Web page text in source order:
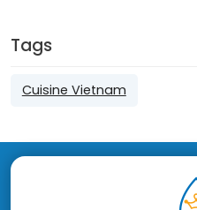
Tags
Cuisine Vietnam